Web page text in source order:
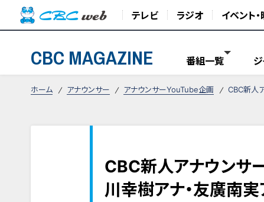
テレビ ラジオ イベント
CBC MAGAZINE 番組一覧
ホーム アナウンサー アナウンサーYouTube企画 CBC新人
CBC新人アナウンサ
川幸樹アナ・友廣南